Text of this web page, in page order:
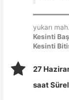
yukarı
Kesinti
Kesinti
27
saat